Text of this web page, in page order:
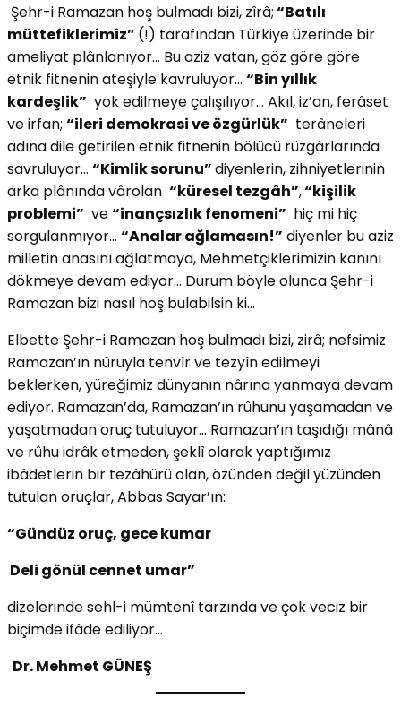
Şehr-i Ramazan hoş bulmadı bizi, zîrâ;“Batılı
müttefiklerimiz” (!) tarafından Türkiye üzerinde bir
ameliyat plânlanıyor… Bu aziz vatan, göz göre göre
etnik fitnenin ateşiyle kavruluyor… “Bin yıllık
kardeşlik” yok edilmeye çalışılıyor… Akıl, iz’an, ferâset
ve irfan; “ileri demokrasi ve özgürlük” terâneleri
adına dile getirilen etnik fitnenin bölücü rüzgârlarında
savruluyor… “Kimlik sorunu”diyenlerin, zihniyetlerinin
arka plânında vârolan “küresel tezgâh”,“kişilik
problemi” ve“inançsızlık fenomeni” hiç mi hiç
sorgulanmıyor… “Analar ağlamasın!” diyenler bu aziz
milletin anasını ağlatmaya, Mehmetçiklerimizin kanını
dökmeye devam ediyor… Durum böyle olunca Şehr-i
Ramazan bizi nasıl hoş bulabilsin ki…
Elbette Şehr-i Ramazan hoş bulmadı bizi, zirâ; nefsimiz
Ramazan’ın nûruyla tenvîr ve tezyîn edilmeyi
beklerken, yüreğimiz dünyanın nârına yanmaya devam
ediyor. Ramazan’da, Ramazan’ın rûhunu yaşamadan ve
yaşatmadan oruç tutuluyor… Ramazan’ın taşıdığı mânâ
ve rûhu idrâk etmeden, şeklî olarak yaptığımız
ibâdetlerin bir tezâhürü olan, özünden değil yüzünden
tutulan oruçlar, Abbas Sayar’ın:
“Gündüz oruç, gece kumar
Deli gönül cennet umar”
dizelerinde sehl-i mümtenî tarzında ve çok veciz bir
biçimde ifâde ediliyor…
Dr. Mehmet GÜNEŞ